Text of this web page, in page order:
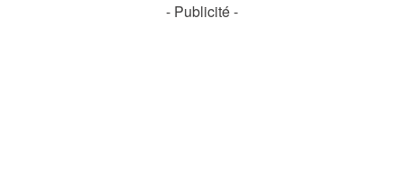
- Publicité -